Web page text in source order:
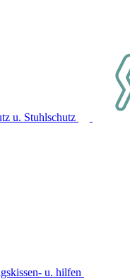
u. Stuhlschutz
u. hilfen